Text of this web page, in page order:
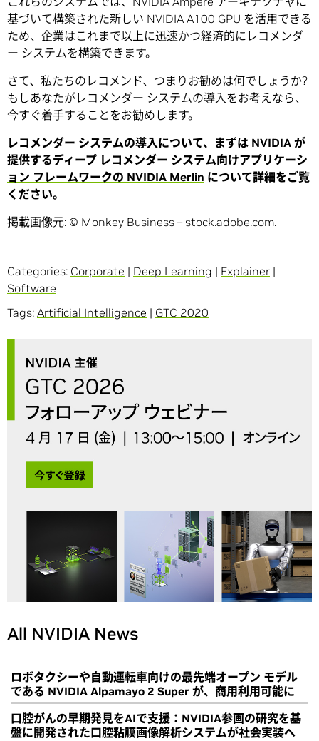
基づいて構築された新しい NVIDIA A100 GPU を活用できる
ため、企業はこれまで以上に迅速かつ経済的にレコメンダ
ー システムを構築できます。
さて、私たちのレコメンド、つまりお勧めは何でしょうか?
もしあなたがレコメンダー システムの導入をお考えなら、
今すぐ着手することをお勧めします。
レコメンダー システムの導入について、まずは NVIDIA が
提供するディープ レコメンダー システム向けアプリケーシ
ョン フレームワークの NVIDIA Merlin について詳細をご覧
ください。
掲載画像元: © Monkey Business – stock.adobe.com.
Categories: Corporate | Deep Learning | Explainer |
Software
Tags: Artificial Intelligence | GTC 2020
All NVIDIA News
ロボタクシーや自動運転車向けの最先端オープン モデル
である NVIDIA Alpamayo 2 Super が、商用利用可能に
口腔がんの早期発見をAIで支援：NVIDIA参画の研究を基
盤に開発された口腔粘膜画像解析システムが社会実装へ